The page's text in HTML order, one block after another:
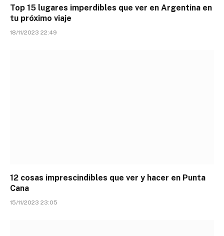
Top 15 lugares imperdibles que ver en Argentina en
tu próximo viaje
18/11/2023 22:49
12 cosas imprescindibles que ver y hacer en Punta
Cana
15/11/2023 23:05